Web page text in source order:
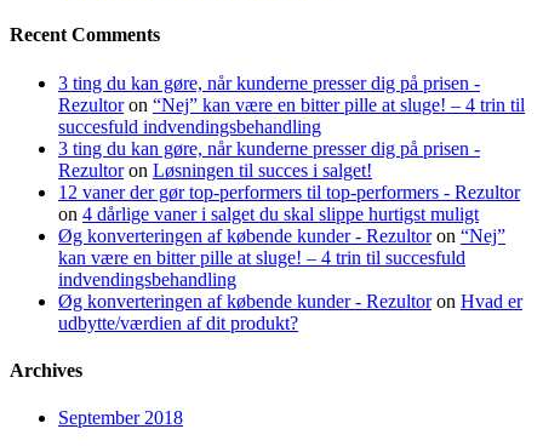
Recent Comments
3 ting du kan gøre, når kunderne presser dig på prisen -
Rezultoron “Nej” kan være en bitter pille at sluge! – 4 trin til
succesfuld indvendingsbehandling
3 ting du kan gøre, når kunderne presser dig på prisen -
Rezultoron Løsningen til succes i salget!
12 vaner der gør top-performers til top-performers - Rezultor
on 4 dårlige vaner i salget du skal slippe hurtigst muligt
Øg konverteringen af købende kunder - Rezultoron “Nej”
kan være en bitter pille at sluge! – 4 trin til succesfuld
indvendingsbehandling
Øg konverteringen af købende kunder - Rezultoron Hvad er
udbytte/værdien af dit produkt?
Archives
September 2018